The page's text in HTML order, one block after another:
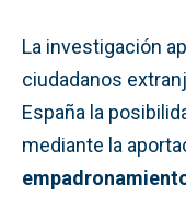
La investigación
ciudadanos
España la
mediante la